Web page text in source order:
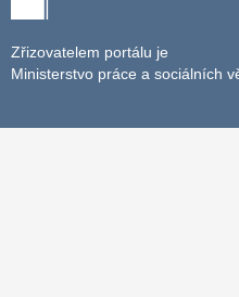
Zřizovatelem portálu je
Ministerstvo práce a sociálních